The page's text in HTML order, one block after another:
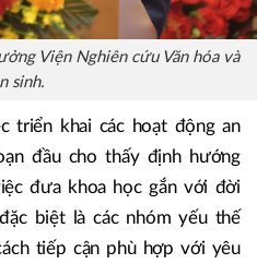
Viện Nghiên cứu Văn hóa và
sinh.
triển khai các hoạt động an
đầu cho thấy định hướng
đưa khoa học gắn với đời
biệt là các nhóm yếu thế
tiếp cận phù hợp với yêu